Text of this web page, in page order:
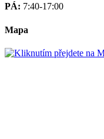
PÁ: 7:40-17:00
Mapa